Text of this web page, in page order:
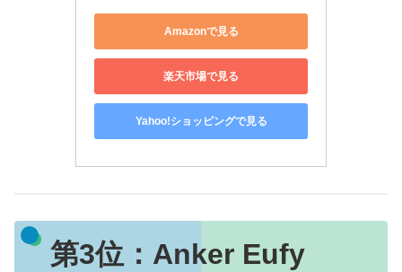
Amazonで見る
楽天市場で見る
Yahoo!ショッピングで見る
第3位： Anker Eufy